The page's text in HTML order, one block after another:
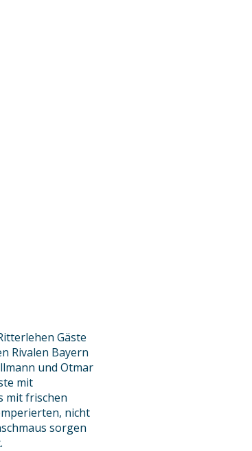
Gäste
Rivalen Bayern
und Otmar
mit
mit frischen
nicht
sorgen